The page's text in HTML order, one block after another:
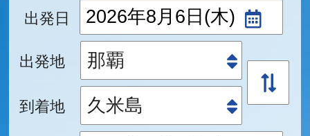
出発日
出発地
到着地